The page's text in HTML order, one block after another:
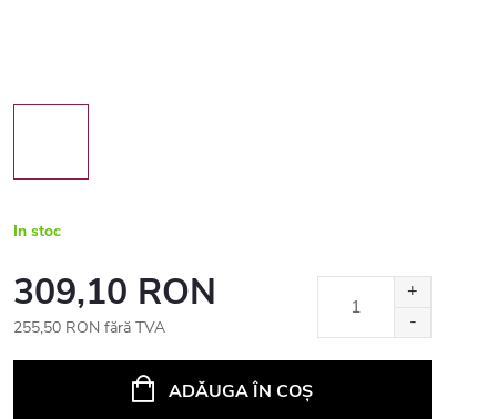
In stoc
309,10 RON
255,50 RON fără TVA
ADĂUGA ÎN COŞ